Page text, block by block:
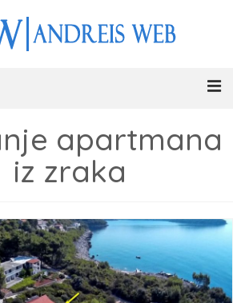
apartmana
iz zraka